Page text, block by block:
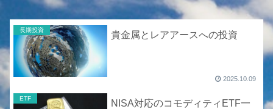
長期投資 貴金属とレアアースへの投資
2025.10.09
ETF
NISA対応のコモディティETF一